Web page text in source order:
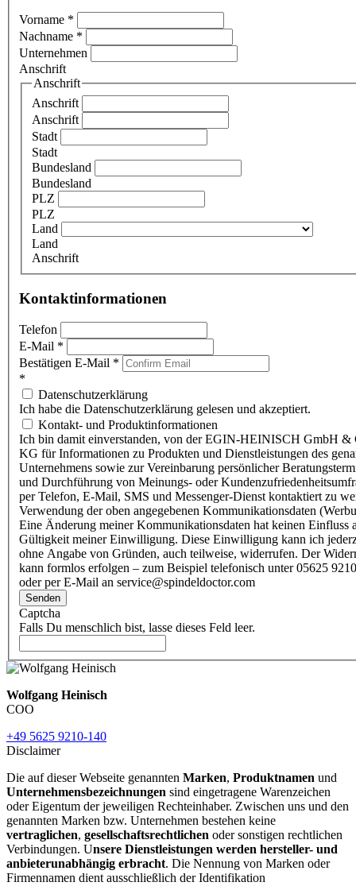
Vorname *
Nachname *
Unternehmen
Anschrift
Anschrift
Anschrift
Anschrift
Stadt
Stadt
Bundesland
Bundesland
PLZ
PLZ
Land
Land
Anschrift
Kontaktinformationen
Telefon
E-Mail *
Bestätigen E-Mail *
*
Datenschutzerklärung
Ich habe die Datenschutzerklärung gelesen und akzeptiert.
Kontakt- und Produktinformationen
Ich bin damit einverstanden, von der EGIN-HEINISCH GmbH &
KG für Informationen zu Produkten und Dienstleistungen des
Unternehmens sowie zur Vereinbarung persönlicher
und Durchführung von Meinungs- oder
per Telefon, E-Mail, SMS und Messenger-Dienst kontaktiert zu
Verwendung der oben angegebenen Kommunikationsdaten
Eine Änderung meiner Kommunikationsdaten hat keinen Einfluss
Gültigkeit meiner Einwilligung. Diese Einwilligung kann ich
ohne Angabe von Gründen, auch teilweise, widerrufen. Der
kann formlos erfolgen – zum Beispiel telefonisch unter 05625
oder per E-Mail an service@spindeldoctor.com
Senden
Captcha
Falls Du menschlich bist, lasse dieses Feld leer.
Wolfgang Heinisch
COO
+49 5625 9210-140
Disclaimer
Die auf dieser Webseite genannten Marken, Produktnamen und
Unternehmensbezeichnungen sind eingetragene Warenzeichen
oder Eigentum der jeweiligen Rechteinhaber. Zwischen uns und den
genannten Marken bzw. Unternehmen bestehen keine
vertraglichen, gesellschaftsrechtlichen oder sonstigen rechtlichen
Verbindungen. Unsere Dienstleistungen werden hersteller- und
anbieterunabhängig erbracht. Die Nennung von Marken oder
Firmennamen dient ausschließlich der Identifikation